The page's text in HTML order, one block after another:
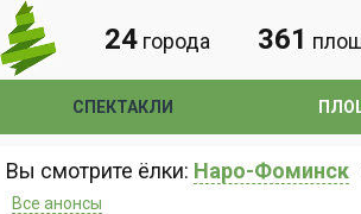
24 города 361
СПЕКТАКЛИ
Вы смотрите ёлки: Наро-Фоминск
Все анонсы